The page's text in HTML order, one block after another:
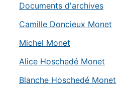
Documents d'archives
Camille Doncieux Monet
Michel Monet
Alice Hoschedé Monet
Blanche Hoschedé Monet